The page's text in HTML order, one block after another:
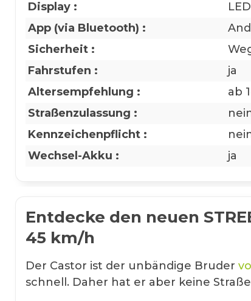
Display :
LED
App (via Bluetooth) :
Sicherheit :
Fahrstufen :
ja
Altersempfehlung :
ab
Straßenzulassung :
Kennzeichenpflicht :
Wechsel-Akku :
ja
Entdecke den neuen
45 km/h
Der Castor ist der unbändige Bruder
schnell. Daher hat er aber keine